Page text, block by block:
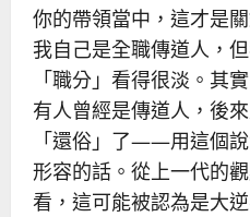
你的帶領當中，這才是關
我自己是全職傳道人，
「職分」看得很淡。其
有人曾經是傳道人，後
「還俗」了——用這個
形容的話。從上一代的
看，這可能被認為是大